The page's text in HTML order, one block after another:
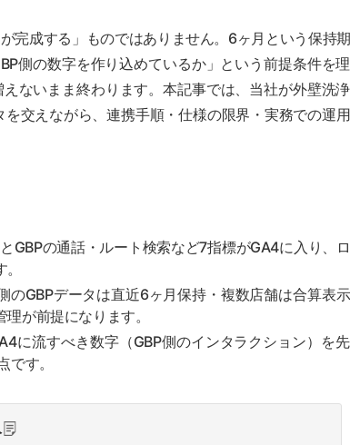
完成する」ものではありません。6ヶ月という保持
側の数字を作り込めているか」という前提条件を
ないまま終わります。本記事では、当社が外壁洗
交えながら、連携手順・仕様の限界・実務での運
GBPの通話・ルート検索など7指標がGA4に入り、
のGBPデータは直近6ヶ月保持・複数店舗は合算表
が前提になります。
に流すべき数字（GBP側のインタラクション）を
す。